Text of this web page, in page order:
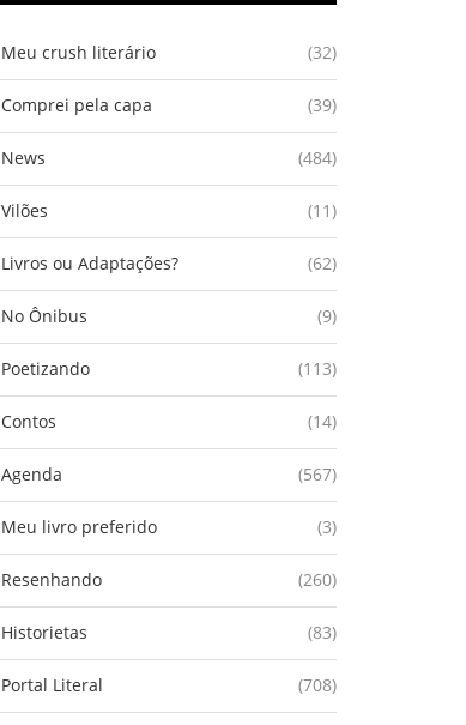
Meu crush literário (32)
Comprei pela capa (39)
News (484)
Vilões (11)
Livros ou Adaptações? (62)
No Ônibus (9)
Poetizando (113)
Contos (14)
Agenda (567)
Meu livro preferido (3)
Resenhando (260)
Historietas (83)
Portal Literal (708)